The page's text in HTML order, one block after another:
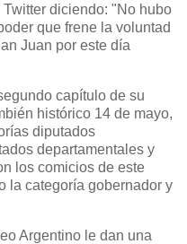
diciendo: "No hubo
que frene la voluntad
Juan por este día
capítulo de su
histórico 14 de mayo,
diputados
departamentales y
los comicios de este
la categoría gobernador y
Argentino le dan una